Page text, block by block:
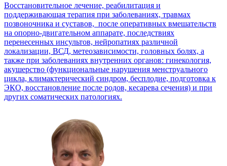
Восстановительное лечение, реабилитация и
поддерживающая терапия при заболеваниях, травмах
позвоночника и суставов, после оперативных вмешательств
на опорно-двигательном аппарате, последствиях
перенесенных инсультов, нейропатиях различной
локализации, ВСД, метеозависимости, головных болях, а
также при заболеваниях внутренних органов: гинекология,
акушерство (функциональные нарушения менструального
цикла, климактерический синдром, бесплодие, подготовка к
ЭКО, восстановление после родов, кесарева сечения) и при
других соматических патологиях.